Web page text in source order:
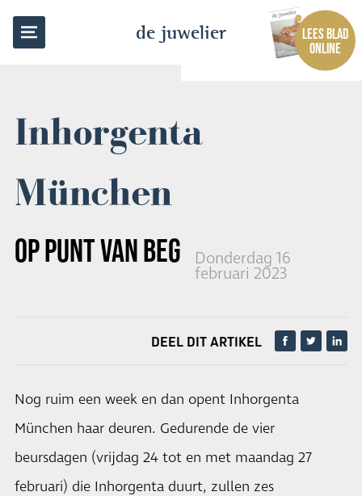
de juwelier
LEES BLAD
ONLINE
Inhorgenta
München
OP PUNT VAN BEGINNENDonderdag 16
februari 2023
TERUG NAAR OVERZICHT
DEEL DIT ARTIKEL
Nog ruim een week en dan opent Inhorgenta
München haar deuren. Gedurende de vier
beursdagen (vrijdag 24 tot en met maandag 27
februari) die Inhorgenta duurt, zullen zes